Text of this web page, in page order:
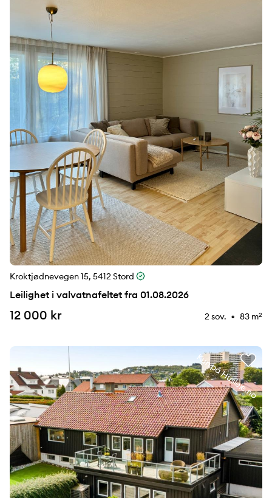
Kroktjødnevegen 15, 5412 Stord
Leilighet i valvatnafeltet fra 01.08.2026
12 000 kr 2 sov. ⚉ 83 m2
Kun på Husleie.no